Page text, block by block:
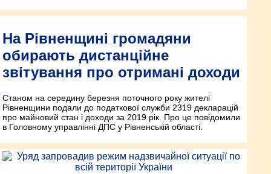
На Рівненщині громадяни
обирають дистанційне
звітування про отримані доходи
Станом на середину березня поточного року жителі
Рівненщини подали до податкової служби 2319 декларацій
про майновий стан і доходи за 2019 рік. Про це повідомили
в Головному управлінні ДПС у Рівненській області.